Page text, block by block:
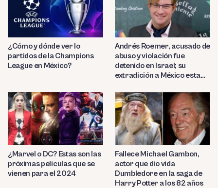
¿Cómo y dónde ver lo
partidos de la Champions
League en México?
Andrés Roemer, acusado de
abuso y violación fue
detenido en Israel; su
extradición a México esta
¿Marvel o DC? Estas son las
próximas películas que se
vienen para el 2024
Fallece Michael Gambon,
actor que dio vida
Dumbledore en la saga de
Harry Potter a los 82 años